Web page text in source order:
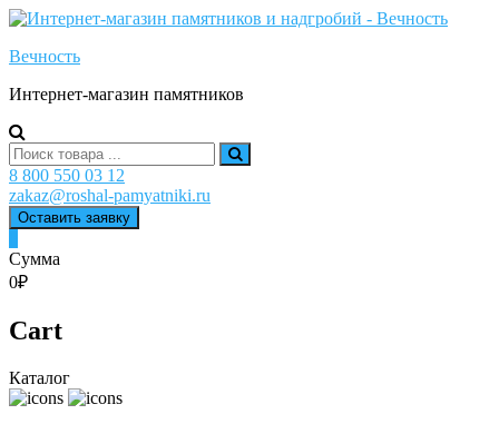
Skip
content
Вечность
Интернет-магазин памятников
Search
for:
8 800 550 03 12
zakaz@roshal-pamyatniki.ru
Оставить заявку
Сумма
0₽
Cart
Каталог